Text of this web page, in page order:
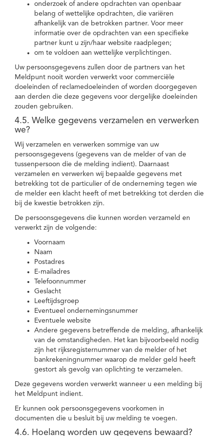
onderzoek of andere opdrachten van openbaar
belang of wettelijke opdrachten, die variëren
afhankelijk van de betrokken partner. Voor meer
informatie over de opdrachten van een specifieke
partner kunt u zijn/haar website raadplegen;
om te voldoen aan wettelijke verplichtingen.
Uw persoonsgegevens zullen door de partners van het
Meldpunt nooit worden verwerkt voor commerciële
doeleinden of reclamedoeleinden of worden doorgegeven
aan derden die deze gegevens voor dergelijke doeleinden
zouden gebruiken.
4.5. Welke gegevens verzamelen en verwerken
we?
Wij verzamelen en verwerken sommige van uw
persoonsgegevens (gegevens van de melder of van de
tussenpersoon die de melding indient). Daarnaast
verzamelen en verwerken wij bepaalde gegevens met
betrekking tot de particulier of de onderneming tegen wie
de melder een klacht heeft of met betrekking tot derden die
bij de kwestie betrokken zijn.
De persoonsgegevens die kunnen worden verzameld en
verwerkt zijn de volgende:
Voornaam
Naam
Postadres
E-mailadres
Telefoonnummer
Geslacht
Leeftijdsgroep
Eventueel ondernemingsnummer
Eventuele website
Andere gegevens betreffende de melding, afhankelijk
van de omstandigheden. Het kan bijvoorbeeld nodig
zijn het rijksregisternummer van de melder of het
bankrekeningnummer waarop de melder geld heeft
gestort als gevolg van oplichting te verzamelen.
Deze gegevens worden verwerkt wanneer u een melding bij
het Meldpunt indient.
Er kunnen ook persoonsgegevens voorkomen in
documenten die u besluit bij uw melding te voegen.
4.6. Hoelang worden uw gegevens bewaard?